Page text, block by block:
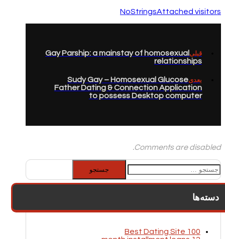
NoStringsAttached visitors
قبلی Gay Parship: a mainstay of homosexual
relationships
بعدیSudy Gay – Homosexual Glucose
Father Dating & Connection Application
to possess Desktop computer
Comments are disabled.
جستجو
برای:
دسته‌ها
100 Best Dating Site